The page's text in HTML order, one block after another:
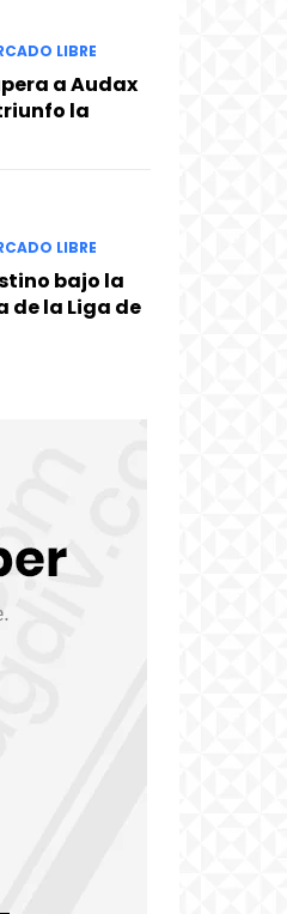
LIBRE
a Audax
la
LIBRE
bajo la
de la Liga de